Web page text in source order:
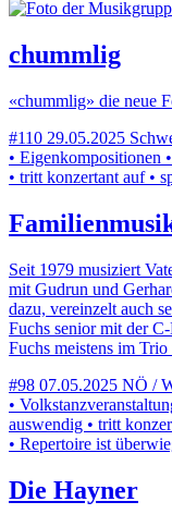
chummlig
«chummlig» die neue
#110 29.05.2025
• Eigenkompositionen
• tritt konzertant auf •
Seit 1979 musiziert
mit Gudrun und
dazu, vereinzelt auch
Fuchs senior mit der
Fuchs meistens im
#98 07.05.2025 NÖ /
•
auswendig • tritt
• Repertoire ist
Die Hayner